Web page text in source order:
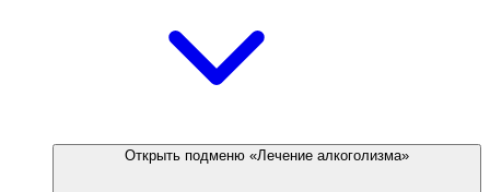
Открыть подменю «Лечение алкоголизма»